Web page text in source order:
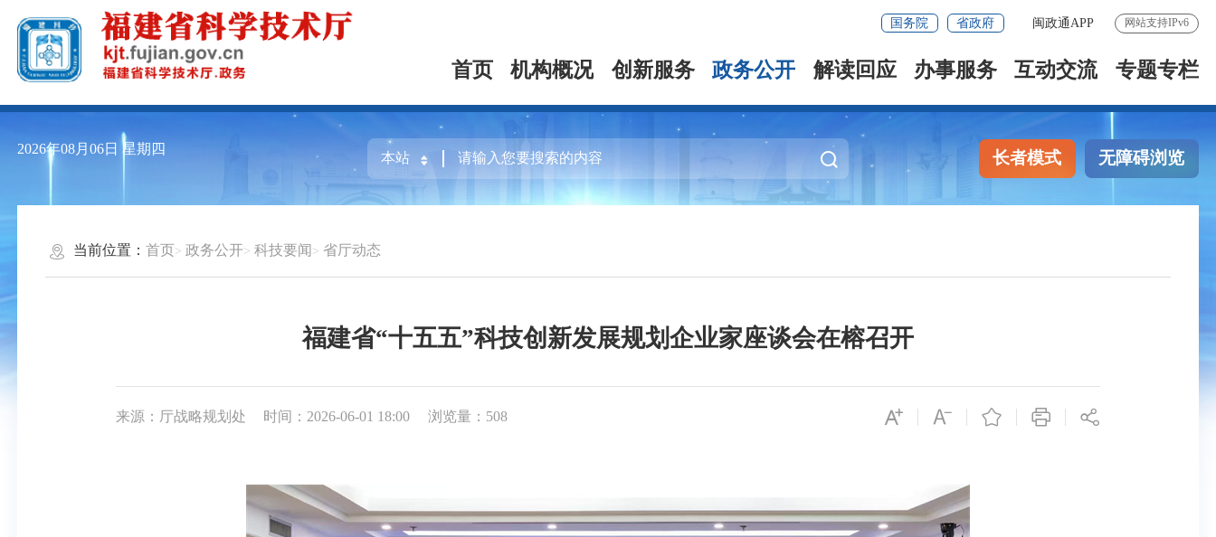
国务院 省政府 闽政通APP 网站支持IPv6
首页 机构概况 创新服务 政务公开 解读回应 办事服务 互动交流 专题专栏
2026年08月06日 星期四 长者模式 无障碍浏览
当前位置： 首页 政务公开 科技要闻 省厅动态
福建省“十五五”科技创新发展规划企业家座谈会在榕召开
来源：厅战略规划处 时间：2026-06-01 18:00 浏览量：508